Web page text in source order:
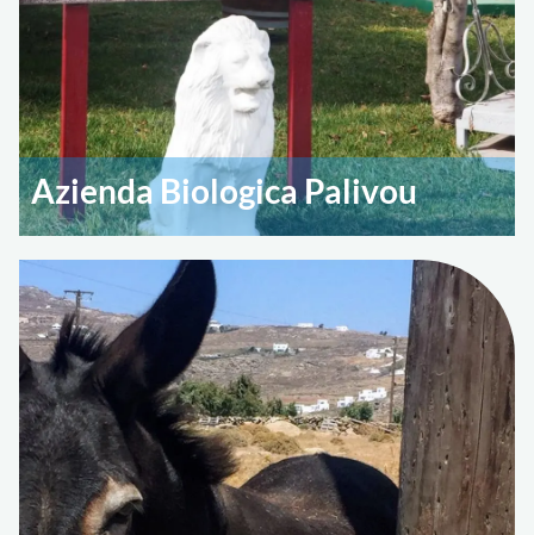
Azienda Biologica Palivou